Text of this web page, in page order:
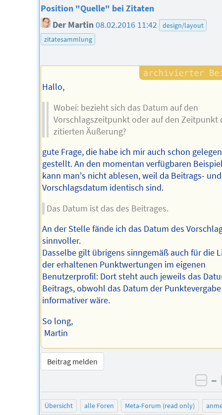
Position "Quelle" bei Zitaten
Der Martin08.02.2016 11:42
design/layout
zitatesammlung
Hallo,
Wobei: bezieht sich das Datum auf den
Vorschlagszeitpunkt oder auf den Zeitpunkt
zitierten Äußerung?
gute Frage, die habe ich mir auch schon
gestellt. An den momentan verfügbaren
kann man's nicht ablesen, weil da Beitrags- und
Vorschlagsdatum identisch sind.
Das Datum ist das des Beitrages.
An der Stelle fände ich das Datum des
sinnvoller.
Dasselbe gilt übrigens sinngemäß auch für die
der erhaltenen Punktwertungen im eigenen
Benutzerprofil: Dort steht auch jeweils das
Beitrags, obwohl das Datum der Punktevergabe
informativer wäre.
So long,
Martin
Beitrag melden
–
Übersicht alle Foren Meta-Forum (read only)